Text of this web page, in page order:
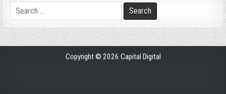
Search
for:
Copyright © 2026 Capital Digital